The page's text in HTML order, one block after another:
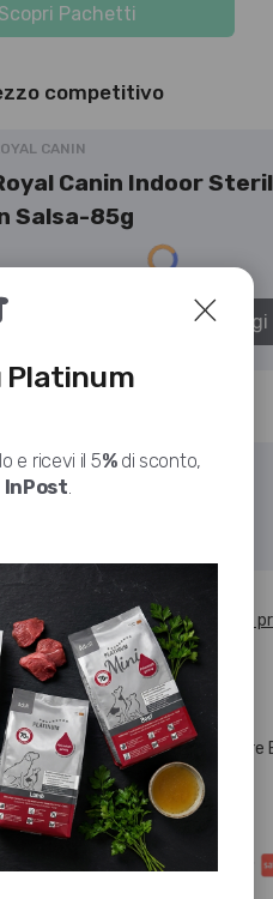
Pachetti
competitivo
CANIN
Canin Indoor
Salsa-85g
Aggiungi
pacchetti
info sul prodotto o vuoi riceverlo
tra18 Ago e25 Agocon Corriere
Platinum
e ricevi il 5%di sconto,
InPost.